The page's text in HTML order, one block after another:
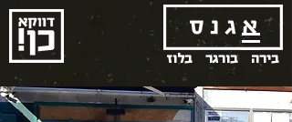
בלוז בורגר בירה